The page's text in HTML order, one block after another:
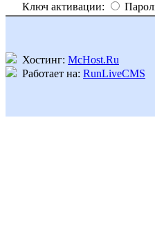
Ключ активации:
Хостинг: McHost.Ru
Работает на: RunLiveCMS